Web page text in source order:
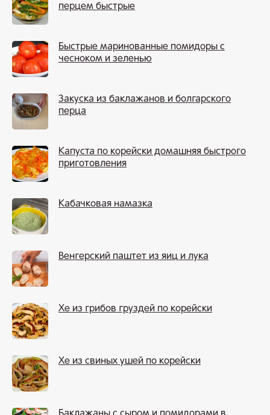
перцем быстрые
Быстрые маринованные помидоры с
чесноком и зеленью
Закуска из баклажанов и болгарского
перца
Капуста по корейски домашняя быстрого
приготовления
Кабачковая намазка
Венгерский паштет из яиц и лука
Хе из грибов груздей по корейски
Хе из свиных ушей по корейски